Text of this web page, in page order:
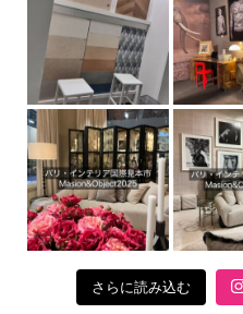
さらに読み込む